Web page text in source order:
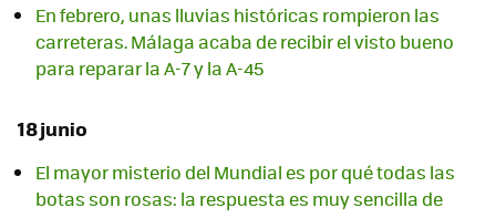
En febrero, unas lluvias históricas rompieron las
carreteras. Málaga acaba de recibir el visto bueno
para reparar la A-7 y la A-45
18 junio
El mayor misterio del Mundial es por qué todas las
botas son rosas: la respuesta es muy sencilla de